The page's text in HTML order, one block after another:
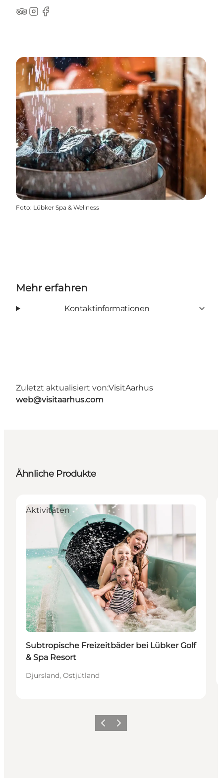
TripAdvisor
Instagram
Facebook
Foto: Lübker Spa & Wellness
Mehr erfahren
Kontaktinformationen
Zuletzt aktualisiert von:VisitAarhus
web@visitaarhus.com
Ähnliche Produkte
Aktivitäten
Subtropische Freizeitbäder bei Lübker Golf
& Spa Resort
Djursland, Ostjütland
ZurückWeiter